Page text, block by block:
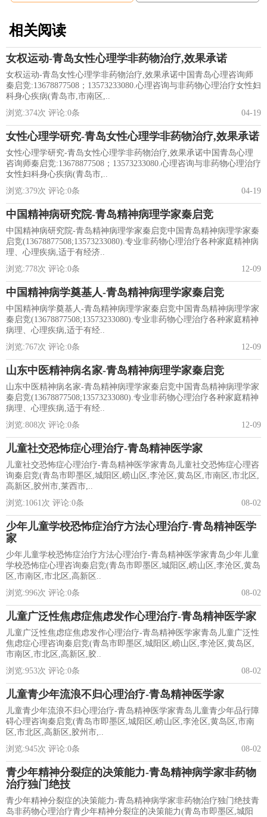
相关阅读
女权运动-青岛女性心理学非药物治疗,效果承诺
女权运动-青岛女性心理学非药物治疗,效果承诺中国青岛心理咨询师
秦启竞:13678877508；13573233080.心理咨询与非药物心理治疗女性妇
科身心疾病(青岛市,市南区,..
浏览:374次 评论:0条 04-19
女性心理学研究-青岛女性心理学非药物治疗,效果承诺
女性心理学研究-青岛女性心理学非药物治疗,效果承诺中国青岛心理
咨询师秦启竞:13678877508；13573233080.心理咨询与非药物心理治疗
女性妇科身心疾病(青岛市,..
浏览:379次 评论:0条 04-19
中国精神病研究院-青岛精神病理学家秦启竞
中国精神病研究院-青岛精神病理学家秦启竞中国青岛精神病理学家秦
启竞(13678877508;13573233080).专业非药物心理治疗各种家庭精神病
理、心理疾病,适于有经济..
浏览:778次 评论:0条 12-09
中国精神病学奠基人-青岛精神病理学家秦启竞
中国精神病学奠基人-青岛精神病理学家秦启竞中国青岛精神病理学家
秦启竞(13678877508;13573233080).专业非药物心理治疗各种家庭精神
病理、心理疾病,适于有经..
浏览:767次 评论:0条 12-09
山东中医精神病名家-青岛精神病理学家秦启竞
山东中医精神病名家-青岛精神病理学家秦启竞中国青岛精神病理学家
秦启竞(13678877508;13573233080).专业非药物心理治疗各种家庭精神
病理、心理疾病,适于有经..
浏览:808次 评论:0条 12-09
儿童社交恐怖症心理治疗-青岛精神医学家
儿童社交恐怖症心理治疗-青岛精神医学家青岛儿童社交恐怖症心理咨
询秦启竞(青岛市即墨区,城阳区,崂山区,李沧区,黄岛区,市南区,市北区,
高新区,胶州市,莱西市,..
浏览:1061次 评论:0条 08-02
少年儿童学校恐怖症治疗方法心理治疗-青岛精神医学
家
少年儿童学校恐怖症治疗方法心理治疗-青岛精神医学家青岛少年儿童
学校恐怖症心理咨询秦启竞(青岛市即墨区,城阳区,崂山区,李沧区,黄岛
区,市南区,市北区,高新区..
浏览:996次 评论:0条 08-02
儿童广泛性焦虑症焦虑发作心理治疗-青岛精神医学家
儿童广泛性焦虑症焦虑发作心理治疗-青岛精神医学家青岛儿童广泛性
焦虑症心理咨询秦启竞(青岛市即墨区,城阳区,崂山区,李沧区,黄岛区,
市南区,市北区,高新区,胶..
浏览:953次 评论:0条 08-02
儿童青少年流浪不归心理治疗-青岛精神医学家
儿童青少年流浪不归心理治疗-青岛精神医学家青岛儿童青少年品行障
碍心理咨询秦启竞(青岛市即墨区,城阳区,崂山区,李沧区,黄岛区,市南
区,市北区,高新区,胶州市,..
浏览:945次 评论:0条 08-02
青少年精神分裂症的决策能力-青岛精神病学家非药物
治疗独门绝技
青少年精神分裂症的决策能力-青岛精神病学家非药物治疗独门绝技青
岛非药物心理治疗青少年精神分裂症的决策能力(青岛市即墨区,城阳